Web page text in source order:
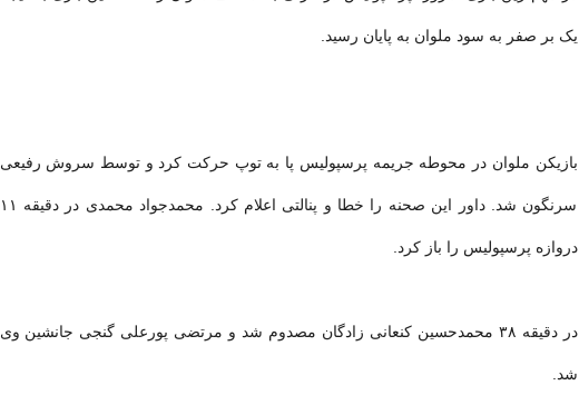
یک بر صفر به سود ملوان به پایان رسید.
بازیکن ملوان در محوطه جریمه پرسپولیس پا به توپ حرکت کرد و توسط سروش رفیعی
سرنگون شد. داور این صحنه را خطا و پنالتی اعلام کرد. محمدجواد محمدی در دقیقه ۱۱
دروازه پرسپولیس را باز کرد.
در دقیقه ۳۸ محمدحسین کنعانی زادگان مصدوم شد و مرتضی پورعلی گنجی جانشین وی
شد.